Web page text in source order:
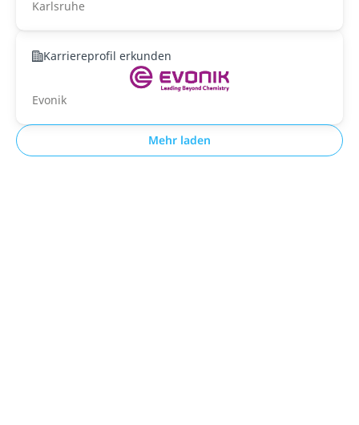
Karlsruhe
Karriereprofil erkunden
Evonik
Mehr laden